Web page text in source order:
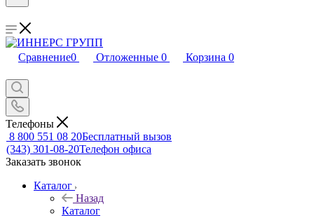
Сравнение0 Отложенные 0 Корзина 0
Телефоны
8 800 551 08 20Бесплатный вызов
(343) 301-08-20Телефон офиса
Заказать звонок
Каталог
Назад
Каталог